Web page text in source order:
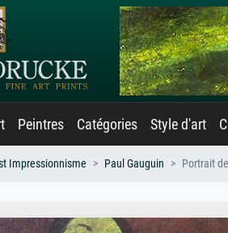
Peintres Catégories Style d'art
Impressionnisme Paul Gauguin Portrait